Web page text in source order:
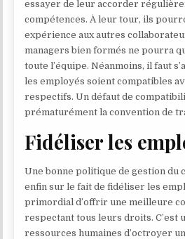
essayer de leur accorder
compétences. À leur tour, ils
expérience aux autres
managers bien formés ne pourra
toute l’équipe. Néanmoins, il faut
les employés soient compatibles
respectifs. Un défaut de
prématurément la convention de
Fidéliser les
Une bonne politique de gestion du
enfin sur le fait de fidéliser les
primordial d’offrir une meilleure
respectant tous leurs droits. C’est
ressources humaines d’octroyer